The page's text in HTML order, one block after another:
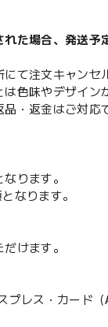
た場合、発送
て注文キャンセ
色味やデザイン
・返金はご対応
ります。
なります。
けます。
レス・カード（